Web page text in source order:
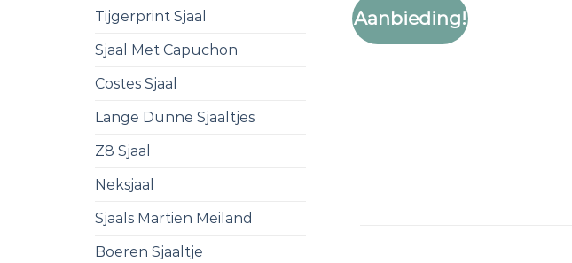
Tijgerprint Sjaal
Sjaal Met Capuchon
Costes Sjaal
Lange Dunne Sjaaltjes
Z8 Sjaal
Neksjaal
Sjaals Martien Meiland
Boeren Sjaaltje
Aanbieding!